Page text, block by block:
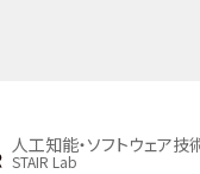
人工知能・ソフトウェア技
STAIR Lab